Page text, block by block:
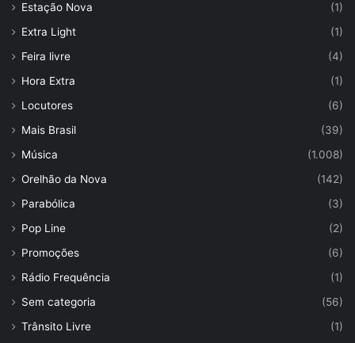
Estação Nova
(1)
Extra Light
(1)
Feira livre
(4)
Hora Extra
(1)
Locutores
(6)
Mais Brasil
(39)
Música
(1.008)
Orelhão da Nova
(142)
Parabólica
(3)
Pop Line
(2)
Promoções
(6)
Rádio Frequência
(1)
Sem categoria
(56)
Trânsito Livre
(1)